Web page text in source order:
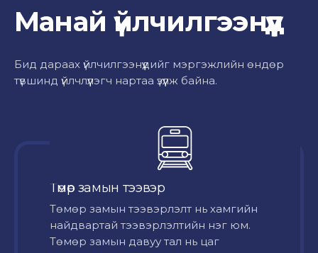
Манай үйлчилгээнүүд
Бид дараах үйлчилгээнүүдийг мэргэжлийн өндөр
түвшинд үйлчлүүлэгч нартаа үзүүлж байна.
Төмөр замын тээвэр
Төмөр замын тээвэрлэлт нь хамгийн
найдвартай тээвэрлэлтийн нэг юм.
Төмөр замын давуу тал нь цаг